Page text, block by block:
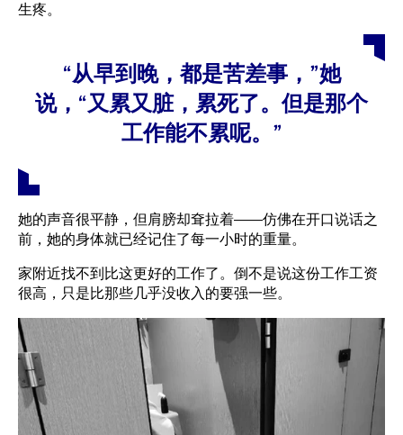
生疼。
“从早到晚，都是苦差事，”她
说，“又累又脏，累死了。但是那个
工作能不累呢。”
她的声音很平静，但肩膀却耷拉着——仿佛在开口说话之
前，她的身体就已经记住了每一小时的重量。
家附近找不到比这更好的工作了。倒不是说这份工作工资
很高，只是比那些几乎没收入的要强一些。